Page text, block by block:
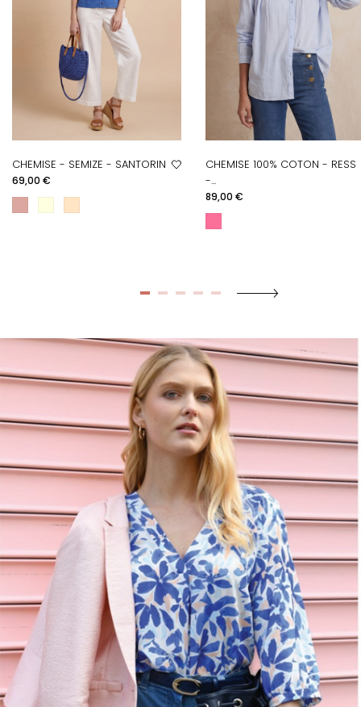
CHEMISE - SEMIZE - SANTORIN
Prix
69,00 €
CHEMISE 100% COTON - RESS
-...
Prix
89,00 €